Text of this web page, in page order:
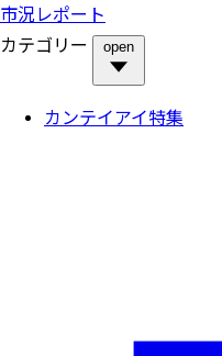
市況レポート
カテゴリー
open
カンテイアイ特集